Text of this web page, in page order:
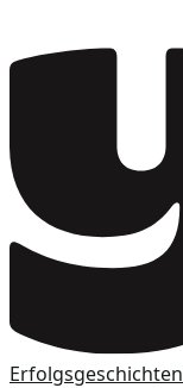
Erfolgsgeschichten